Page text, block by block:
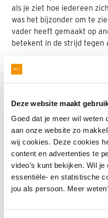
Deze website maakt
Goed dat je meer wil weten
aan onze website zo
wij cookies. Deze cookies
content en advertenties te
video’s kunt bekijken. Wil
essentiële- en statistische
jou als persoon. Meer
als je ziet hoe iedereen
was het bijzonder om te
vader heeft gemaakt op
betekent in de strijd tegen
De onvermijdelijke
In juni 2024, op Wereld
onvermijdelijke aftakeling’
met ALS op een
gebracht. Zo ook de
campagne is heftig en
meewerkte laat goed zien
zegt Sjeel. “Hij legde zich
ziekte hem overkwam. Hij
niet meer zou redden,